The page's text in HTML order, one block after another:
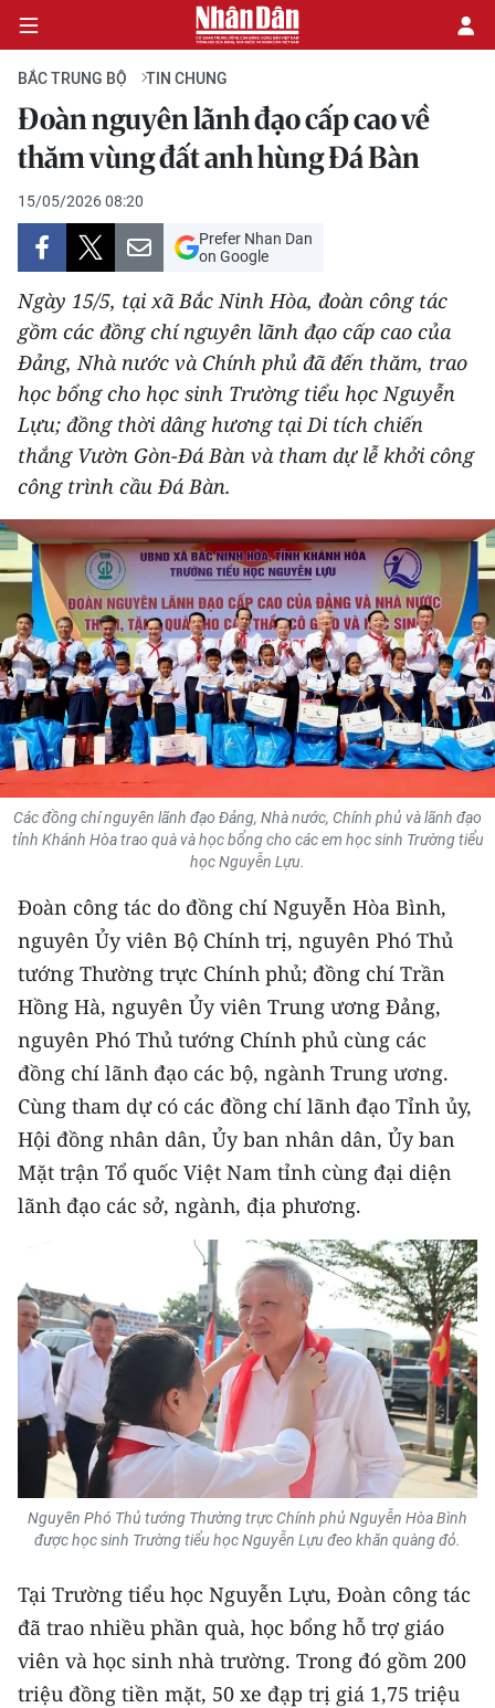
CHÍNH TRỊ
KINH TẾ
VĂN HÓA
XÃ HỘI
PHÁP LUẬT
DU LỊCH
THẾ GIỚI
THỂ THAO
GIÁO DỤC
Y TẾ
KHOA HỌC - CÔNG NGHỆ
MÔI TRƯỜNG
BẠN ĐỌC
KIỂM CHỨNG THÔNG TIN
TRI THỨC CHUYÊN SÂU
54 DÂN TỘC VIỆT NAM
CHƯƠNG TRÌNH OCOP - MỖI XÃ
MỘT SẢN PHẨM
RADIO
MEDIA CENTER
E-Magazine
Media Chính trị
Media Kinh tế
Media Văn hóa
Media Xã hội
Media Pháp luật
Media Du lịch
Media Thế giới
Media Thể thao
Media Giáo dục
BẮC TRUNG BỘ TIN CHUNG
Đoàn nguyên lãnh đạo cấp cao về
thăm vùng đất anh hùng Đá Bàn
15/05/2026 08:20
Prefer Nhan Dan
on Google
Ngày 15/5, tại xã Bắc Ninh Hòa, đoàn công tác
gồm các đồng chí nguyên lãnh đạo cấp cao của
Đảng, Nhà nước và Chính phủ đã đến thăm, trao
học bổng cho học sinh Trường tiểu học Nguyễn
Lựu; đồng thời dâng hương tại Di tích chiến
thắng Vườn Gòn-Đá Bàn và tham dự lễ khởi công
công trình cầu Đá Bàn.
Các đồng chí nguyên lãnh đạo Đảng, Nhà nước, Chính phủ và lãnh đạo
tỉnh Khánh Hòa trao quà và học bổng cho các em học sinh Trường tiểu
học Nguyễn Lựu.
Đoàn công tác do đồng chí Nguyễn Hòa Bình,
nguyên Ủy viên Bộ Chính trị, nguyên Phó Thủ
tướng Thường trực Chính phủ; đồng chí Trần
Hồng Hà, nguyên Ủy viên Trung ương Đảng,
nguyên Phó Thủ tướng Chính phủ cùng các
đồng chí lãnh đạo các bộ, ngành Trung ương.
Cùng tham dự có các đồng chí lãnh đạo Tỉnh ủy,
Hội đồng nhân dân, Ủy ban nhân dân, Ủy ban
Mặt trận Tổ quốc Việt Nam tỉnh cùng đại diện
lãnh đạo các sở, ngành, địa phương.
Nguyên Phó Thủ tướng Thường trực Chính phủ Nguyễn Hòa Bình
được học sinh Trường tiểu học Nguyễn Lựu đeo khăn quàng đỏ.
Tại Trường tiểu học Nguyễn Lựu, Đoàn công tác
đã trao nhiều phần quà, học bổng hỗ trợ giáo
viên và học sinh nhà trường. Trong đó gồm 200
triệu đồng tiền mặt, 50 xe đạp trị giá 1,75 triệu